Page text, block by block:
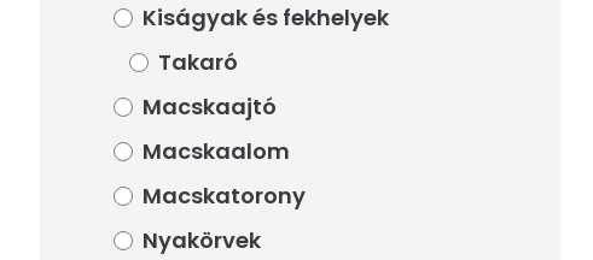
Kiságyak és fekhelyek
Takaró
Macskaajtó
Macskaalom
Macskatorony
Nyakörvek
Kiságyak és fekhelyek
Takaró
Macskaajtó
Macskaalom
Macskatorony
Nyakörvek